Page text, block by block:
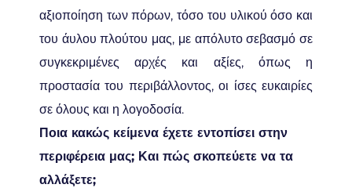
αξιοποίηση των πόρων, τόσο του υλικού όσο και
του άυλου πλούτου μας, με απόλυτο σεβασμό σε
συγκεκριμένες αρχές και αξίες, όπως η
προστασία του περιβάλλοντος, οι ίσες ευκαιρίες
σε όλους και η λογοδοσία.
Ποια κακώς κείμενα έχετε εντοπίσει στην
περιφέρεια μας; Και πώς σκοπεύετε να τα
αλλάξετε;